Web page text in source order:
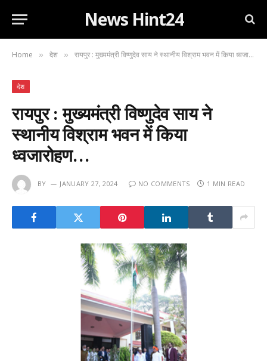
News Hint24
Home » देश » रायपुर : मुख्यमंत्री विष्णुदेव साय ने स्थानीय विश्राम भवन में किया ध्वजारोहण…
देश
रायपुर : मुख्यमंत्री विष्णुदेव साय ने
स्थानीय विश्राम भवन में किया
ध्वजारोहण…
BY JANUARY 27, 2024 NO COMMENTS 1 MIN READ